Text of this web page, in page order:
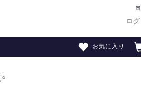
ロ
お気に入り